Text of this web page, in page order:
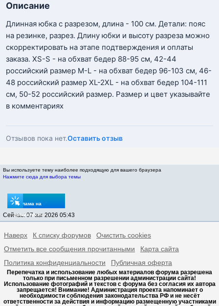
Описание
Длинная юбка с разрезом, длина - 100 см. Детали: пояс
на резинке, разрез. Длину юбки и высоту разреза можно
скорректировать на этапе подтверждения и оплаты
заказа. XS-S - на обхват бедер 88-95 см, 42-44
российский размер M-L - на обхват бедер 96-103 см, 46-
48 российский размер XL-2XL - на обхват бедер 104-111
см, 50-52 российский размер. Размер и цвет указывайте
в комментариях
Отзывов пока нет.Оставить отзыв
Вы используете тему наиболее подходящую для вашего браузера
Нажмите сюда для выбора темы
Реклама на
sptovarov.ru
Сейчас: 07 авг 2026 05:43
Наверх К списку форумов
Очистить cookies
Отметить все сообщения прочитанными
Карта сайта
Политика конфиденциальности
Публичная оферта